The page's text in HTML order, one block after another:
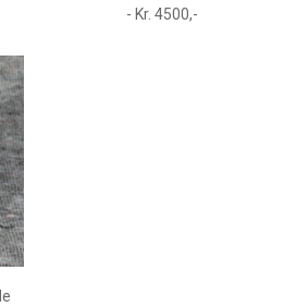
- Kr. 4500,-